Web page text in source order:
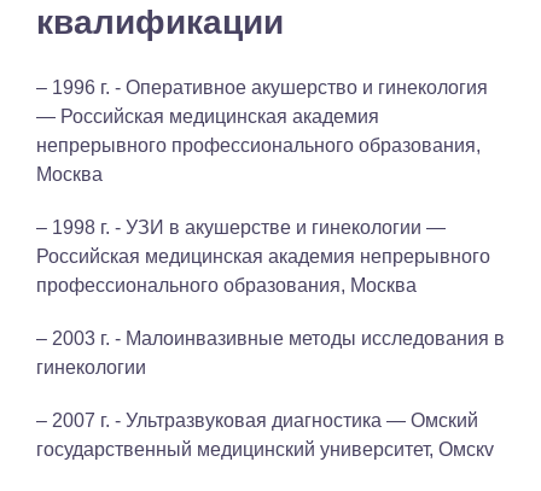
квалификации
– 1996 г. - Оперативное акушерство и гинекология
— Российская медицинская академия
непрерывного профессионального образования,
Москва
– 1998 г. - УЗИ в акушерстве и гинекологии —
Российская медицинская академия непрерывного
профессионального образования, Москва
– 2003 г. - Малоинвазивные методы исследования в
гинекологии
– 2007 г. - Ультразвуковая диагностика — Омский
государственный медицинский университет, Омскv